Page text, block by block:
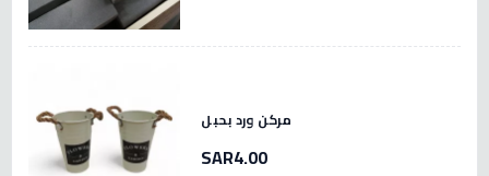
مركن ورد بحبل
SAR4.00